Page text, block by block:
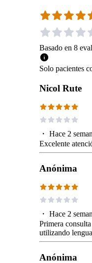
Basado en 8
Solo pacientes
Nicol Rute
・ Hace 2
Excelente
Anónima
・ Hace 2
Primera
utilizando
Anónima